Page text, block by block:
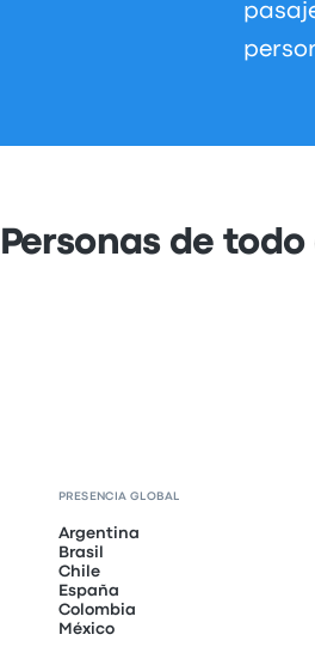
Personas de
PRESENCIA GLOBAL
Argentina
Brasil
Chile
España
Colombia
México